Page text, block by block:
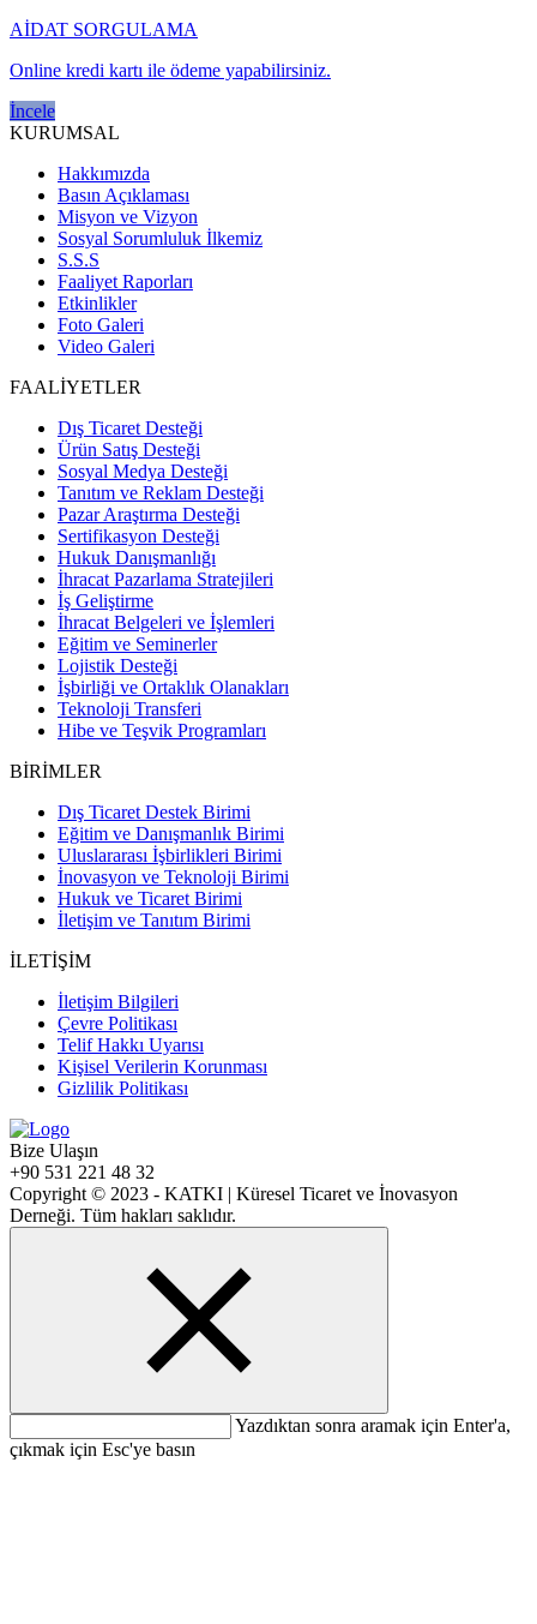
AİDAT SORGULAMA
Online kredi kartı ile ödeme yapabilirsiniz.
İncele
KURUMSAL
Hakkımızda
Basın Açıklaması
Misyon ve Vizyon
Sosyal Sorumluluk İlkemiz
S.S.S
Faaliyet Raporları
Etkinlikler
Foto Galeri
Video Galeri
FAALİYETLER
Dış Ticaret Desteği
Ürün Satış Desteği
Sosyal Medya Desteği
Tanıtım ve Reklam Desteği
Pazar Araştırma Desteği
Sertifikasyon Desteği
Hukuk Danışmanlığı
İhracat Pazarlama Stratejileri
İş Geliştirme
İhracat Belgeleri ve İşlemleri
Eğitim ve Seminerler
Lojistik Desteği
İşbirliği ve Ortaklık Olanakları
Teknoloji Transferi
Hibe ve Teşvik Programları
BİRİMLER
Dış Ticaret Destek Birimi
Eğitim ve Danışmanlık Birimi
Uluslararası İşbirlikleri Birimi
İnovasyon ve Teknoloji Birimi
Hukuk ve Ticaret Birimi
İletişim ve Tanıtım Birimi
İLETİŞİM
İletişim Bilgileri
Çevre Politikası
Telif Hakkı Uyarısı
Kişisel Verilerin Korunması
Gizlilik Politikası
Bize Ulaşın
+90 531 221 48 32
Copyright © 2023 - KATKI | Küresel Ticaret ve İnovasyon
Derneği. Tüm hakları saklıdır.
Yazdıktan sonra aramak için Enter'a,
çıkmak için Esc'ye basın